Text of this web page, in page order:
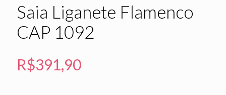
Saia Liganete Flamenco
CAP 1092
R$391,90